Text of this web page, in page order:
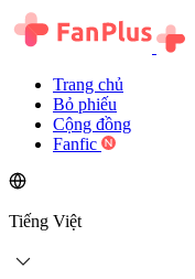
Trang chủ
Bỏ phiếu
Cộng đồng
Fanfic
Tiếng Việt